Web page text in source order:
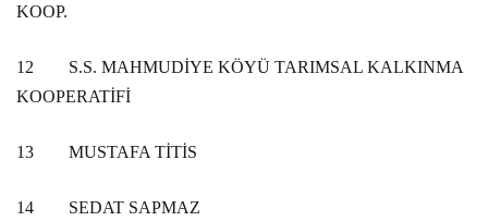
KOOP.
12
S.S. MAHMUDİYE KÖYÜ TARIMSAL KALKINMA
KOOPERATİFİ
13 MUSTAFA TİTİS
14 SEDAT SAPMAZ